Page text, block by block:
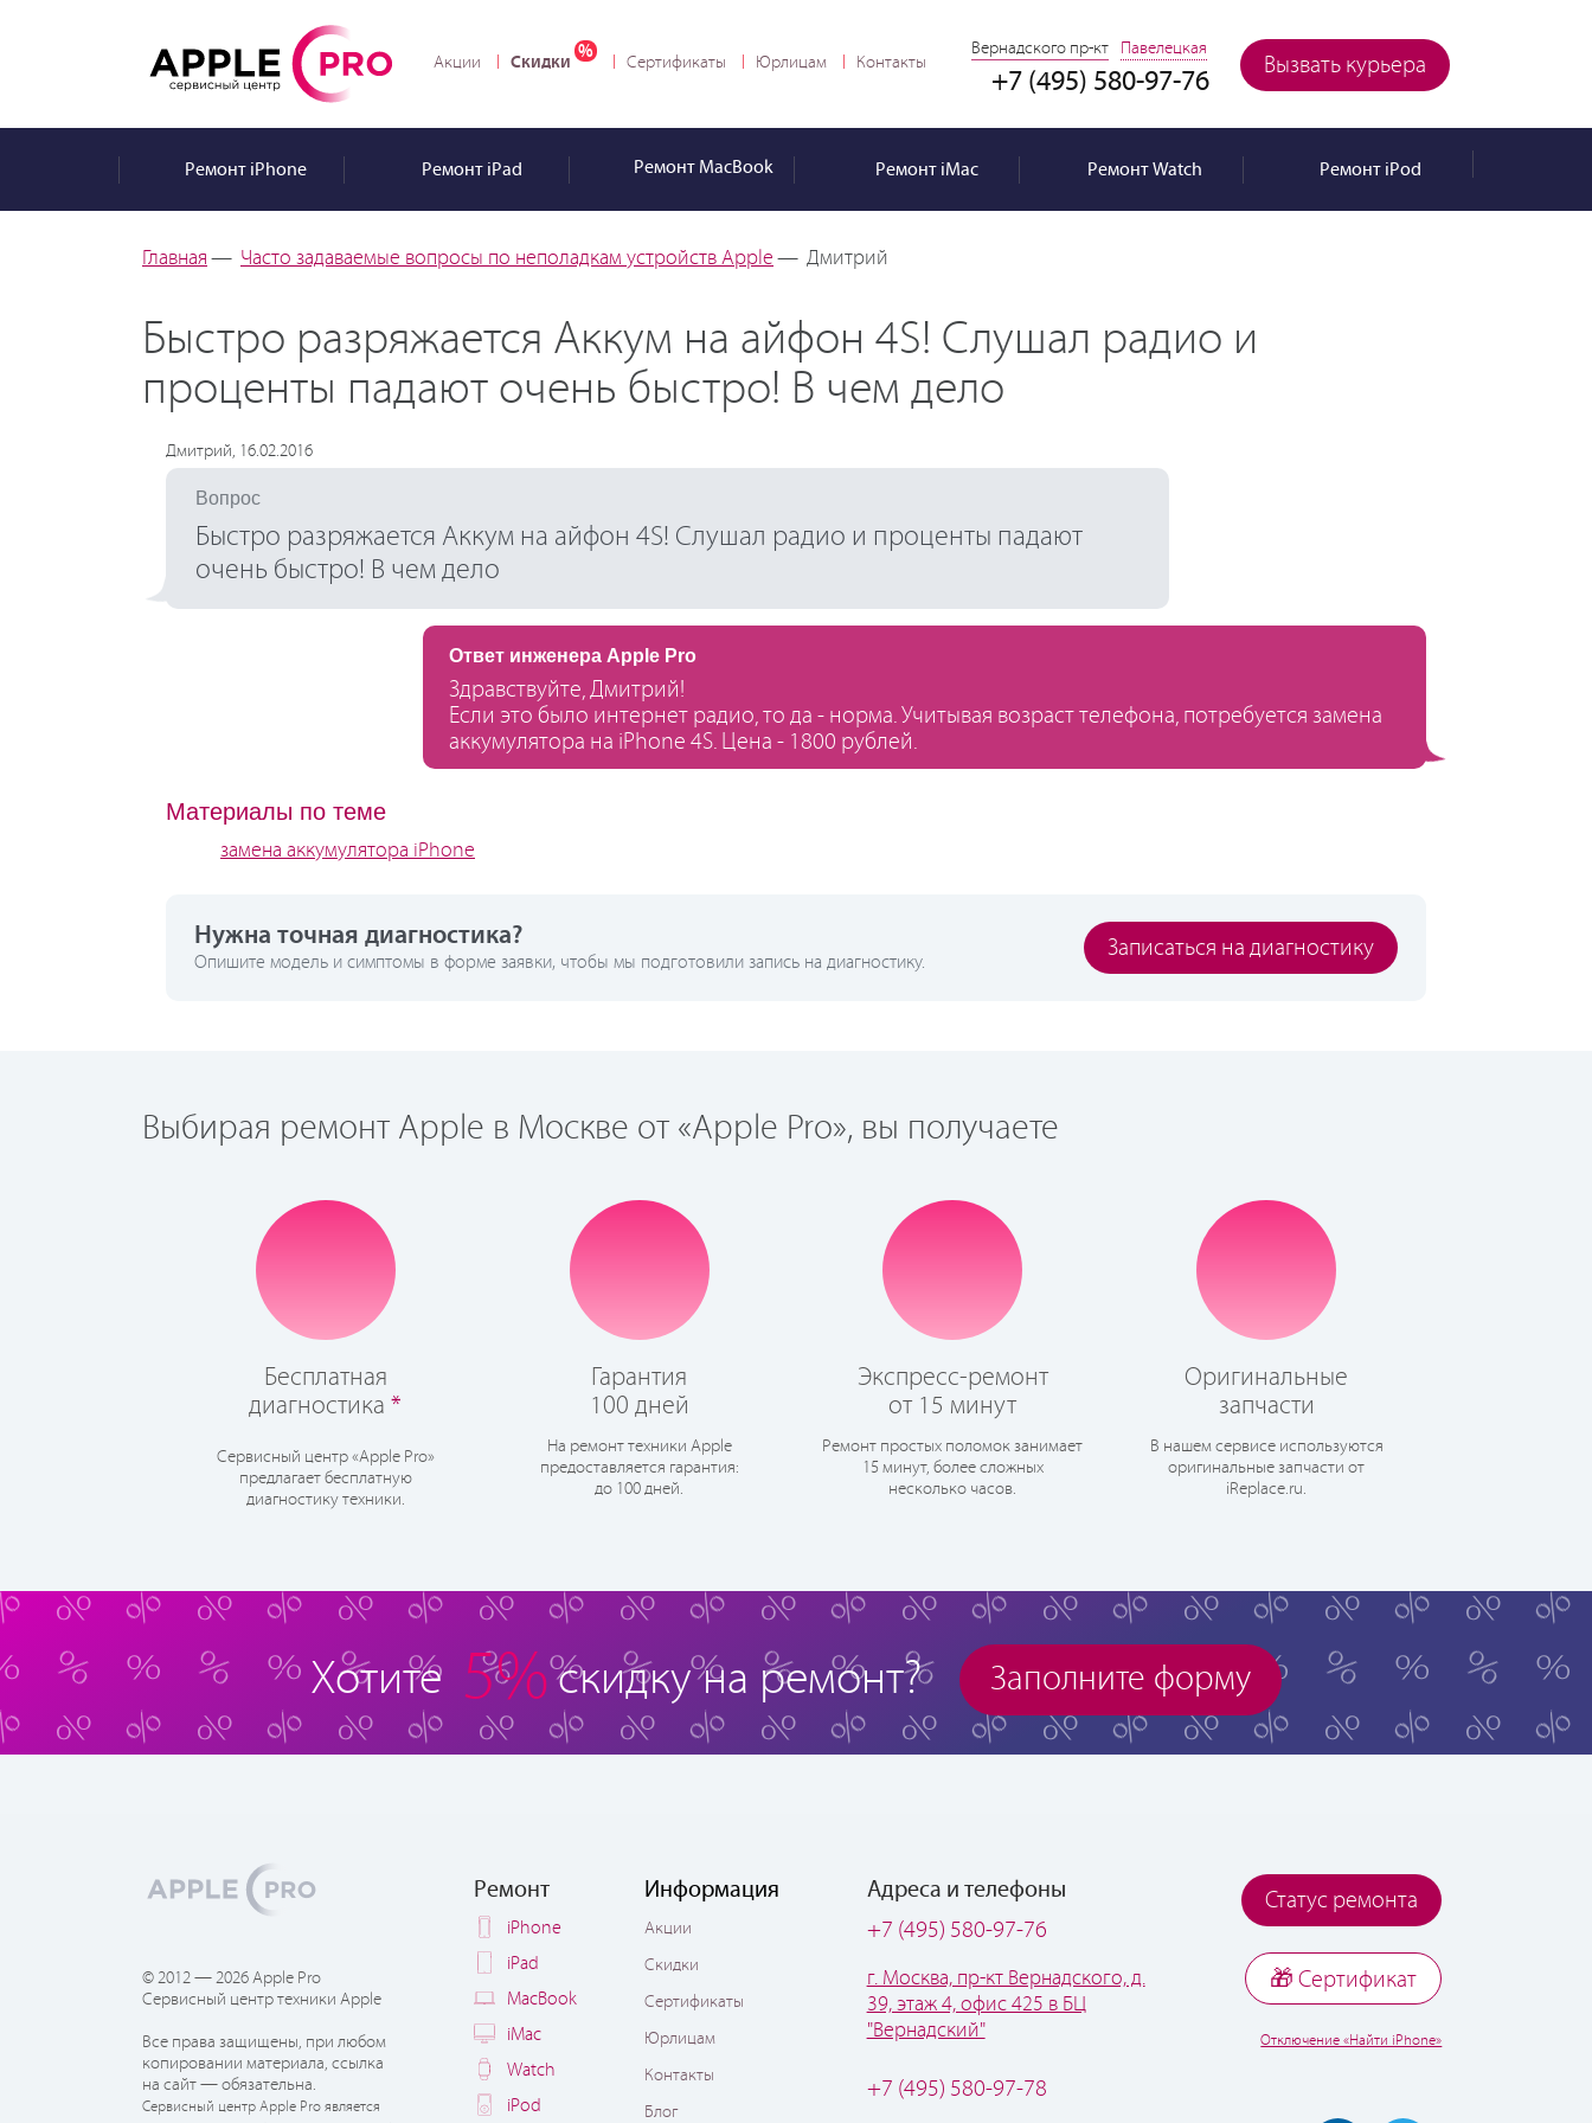
Вызвать курьера
Вернадского пр-кт Павелецкая
+7 (495) 580-97-76
Акции Скидки Сертификаты Юрлицам Контакты
РемонтiPhone РемонтiPad Ремонт MacBook РемонтiMac РемонтWatch РемонтiPod
Главная — Часто задаваемые вопросы по неполадкам устройств Apple — Дмитрий
Быстро разряжается Аккум на айфон 4S! Слушал радио и
проценты падают очень быстро! В чем дело
Дмитрий, 16.02.2016
Вопрос
Быстро разряжается Аккум на айфон 4S! Слушал радио и проценты падают
очень быстро! В чем дело
Ответ инженера Apple Pro
Здравствуйте, Дмитрий!
Если это было интернет радио, то да - норма. Учитывая возраст телефона, потребуется замена
аккумулятора на iPhone 4S. Цена - 1800 рублей.
Материалы по теме
замена аккумулятора iPhone
Нужна точная диагностика?
Опишите модель и симптомы в форме заявки, чтобы мы подготовили запись на диагностику.
Записаться на диагностику
Выбирая ремонт Apple в Москве от «Apple Pro», вы получаете
Бесплатная
диагностика*
Сервисный центр «Apple Pro»
предлагает бесплатную
диагностику техники.
Гарантия
100 дней
На ремонт техники Apple
предоставляется гарантия:
до 100 дней.
Экспресс-ремонт
от 15 минут
Ремонт простых поломок занимает
15 минут, более сложных
несколько часов.
Оригинальные
запчасти
В нашем сервисе используются
оригинальные запчасти от
iReplace.ru.
Хотите 5% скидку на ремонт? Заполните форму
© 2012 — 2026 Apple Pro
Сервисный центр техники Apple
Все права защищены, при любом
копировании материала, ссылка
на сайт — обязательна.
Сервисный центр Apple Pro является
Ремонт
iPhone
iPad
MacBook
iMac
Watch
iPod
Информация
Акции
Скидки
Сертификаты
Юрлицам
Контакты
Блог
Адреса и телефоны
+7 (495) 580-97-76
г. Москва, пр-кт Вернадского, д.
39, этаж 4, офис 425 в БЦ
"Вернадский"
+7 (495) 580-97-78
Статус ремонта
🎁 Cертификат
Отключение «Найти iPhone»